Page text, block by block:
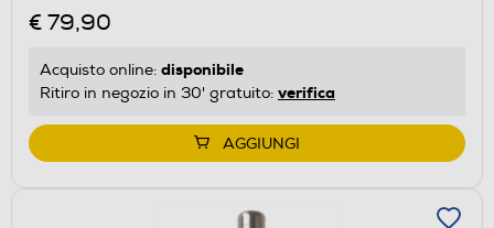
€ 79,90
Acquisto online: disponibile
Ritiro in negozio in 30' gratuito: verifica
AGGIUNGI